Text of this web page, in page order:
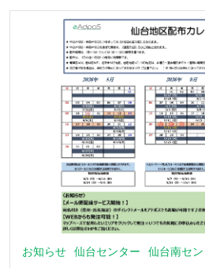
お知らせ 仙台センター 仙台南セ